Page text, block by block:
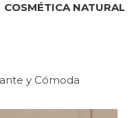
COSMÉTICA NATURAL
y Cómoda